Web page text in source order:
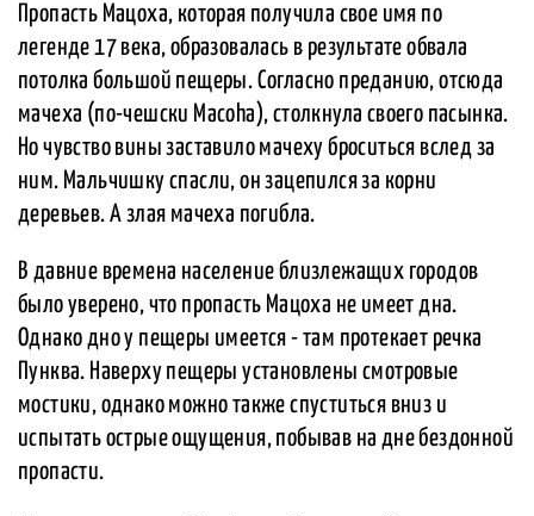
Пропасть Мацоха, которая получила свое имя по
легенде 17 века, образовалась в результате обвала
потолка большой пещеры. Согласно преданию, отсюда
мачеха (по-чешски Macoha), столкнула своего пасынка.
Но чувство вины заставило мачеху броситься вслед за
ним. Мальчишку спасли, он зацепился за корни
деревьев. А злая мачеха погибла.
В давние времена население близлежащих городов
было уверено, что пропасть Мацоха не имеет дна.
Однако дно у пещеры имеется - там протекает речка
Пунква. Наверху пещеры установлены смотровые
мостики, однако можно также спуститься вниз и
испытать острые ощущения, побывав на дне бездонной
пропасти.